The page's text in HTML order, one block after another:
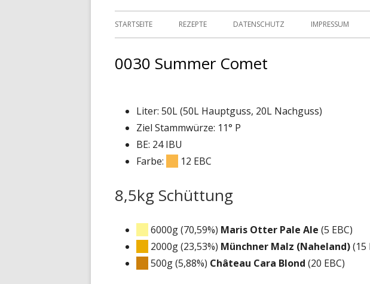
Primäres
STARTSEITE REZEPTE DATENSCHUTZ IMPRESSUM
0030 Summer Comet
Liter: 50L (50L Hauptguss, 20L Nachguss)
Ziel Stammwürze: 11° P
BE: 24 IBU
Farbe:
12 EBC
8,5kg Schüttung
6000g (70,59%) Maris Otter Pale Ale (5 EBC)
2000g (23,53%) Münchner Malz (Naheland)(15
500g (5,88%) Château Cara Blond (20 EBC)